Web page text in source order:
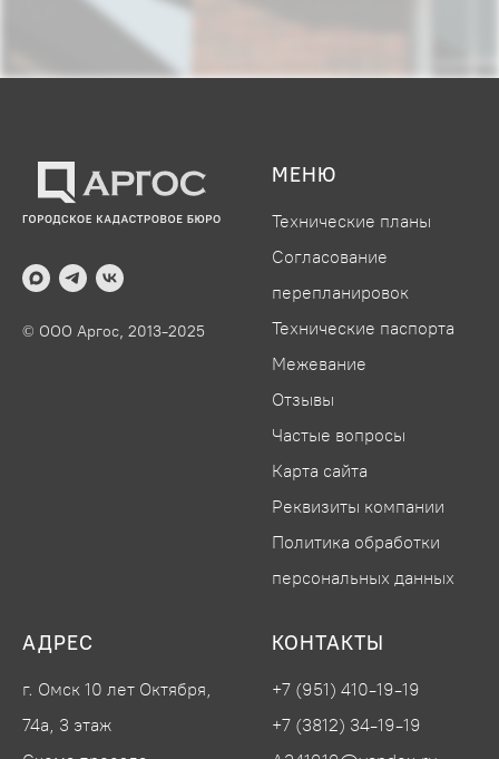
© ООО Аргос, 2013-2025
МЕНЮ
Технические планы
Согласование
перепланировок
Технические паспорта
Межевание
Отзывы
Частые вопросы
Карта сайта
Реквизиты компании
Политика обработки
персональных данных
АДРЕС
г. Омск 10 лет Октября,
74а, 3 этаж
КОНТАКТЫ
+7 (951) 410-19-19
+7 (3812) 34-19-19